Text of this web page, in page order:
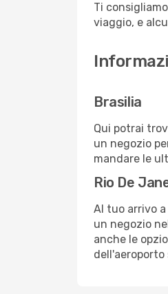
Ti
viaggio, e
Brasilia
Qui potrai
un negozio
mandare le
Rio De
Al tuo arrivo
un negozio
anche le